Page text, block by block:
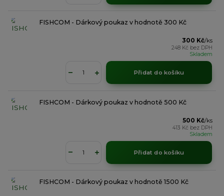
FISHCOM - Dárkový poukaz v hodnotě 300 Kč
300 Kč/ks
248 Kč bez DPH
Skladem
Přidat do košíku
FISHCOM - Dárkový poukaz v hodnotě 500 Kč
500 Kč/ks
413 Kč bez DPH
Skladem
Přidat do košíku
FISHCOM - Dárkový poukaz v hodnotě 1500 Kč